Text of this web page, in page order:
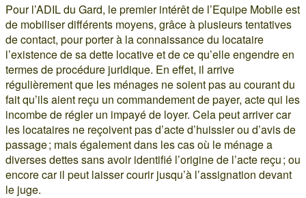
Pour l’ADIL du Gard, le premier intérêt de l’Equipe Mobile est
de mobiliser différents moyens, grâce à plusieurs tentatives
de contact, pour porter à la connaissance du locataire
l’existence de sa dette locative et de ce qu’elle engendre en
termes de procédure juridique. En effet, il arrive
régulièrement que les ménages ne soient pas au courant du
fait qu’ils aient reçu un commandement de payer, acte qui les
incombe de régler un impayé de loyer. Cela peut arriver car
les locataires ne reçoivent pas d’acte d’huissier ou d’avis de
passage ; mais également dans les cas où le ménage a
diverses dettes sans avoir identifié l’origine de l’acte reçu ; ou
encore car il peut laisser courir jusqu’à l’assignation devant
le juge.